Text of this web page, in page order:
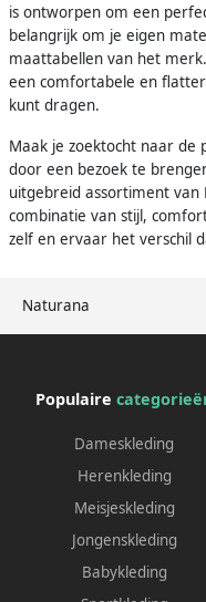
Naturana
is ontworpen om een
belangrijk om je eigen
maattabellen van het
een comfortabele en
kunt dragen.
Maak je zoektocht naar de
door een bezoek te
uitgebreid assortiment van
combinatie van stijl,
zelf en ervaar het verschil
Populaire
Dameskleding
Herenkleding
Meisjeskleding
Jongenskleding
Babykleding